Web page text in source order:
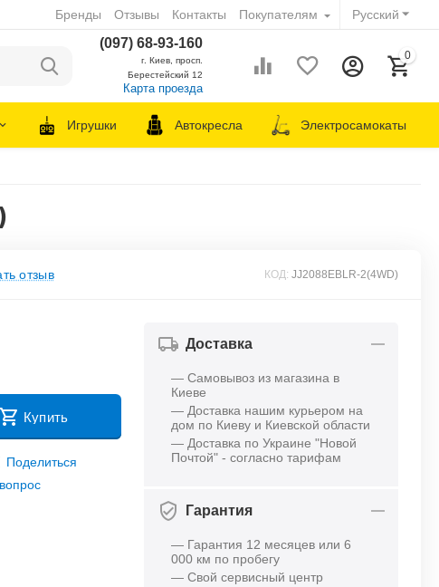
Русский
Бренды Отзывы Контакты Покупателям
(097) 68-93-160
г. Киев, просп.
Берестейский 12
Карта проезда
0
Игрушки Автокресла Электросамокаты
отзыв КОД: JJ2088EBLR-2(4WD)
Купить
Поделиться
Доставка
— Самовывоз из магазина в
Киеве
— Доставка нашим курьером на
дом по Киеву и Киевской области
— Доставка по Украине "Новой
Почтой" - согласно тарифам
Гарантия
— Гарантия 12 месяцев или 6
000 км по пробегу
— Свой сервисный центр